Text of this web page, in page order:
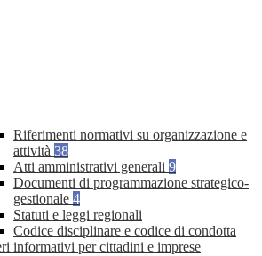
Riferimenti normativi su organizzazione e
attività 38
Atti amministrativi generali 9
Documenti di programmazione strategico-
gestionale 4
Statuti e leggi regionali
Codice disciplinare e codice di condotta
informativi per cittadini e imprese